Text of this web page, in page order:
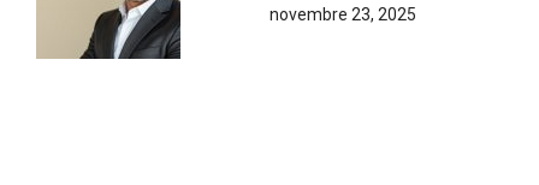
novembre 23, 2025